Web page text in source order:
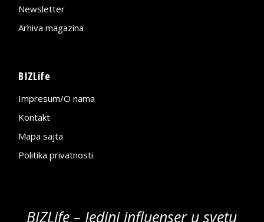
Newsletter
Arhiva magazina
BIZLife
Impresum/O nama
Kontakt
Mapa sajta
Politika privatnosti
BIZLife – Jedini influenser u svetu